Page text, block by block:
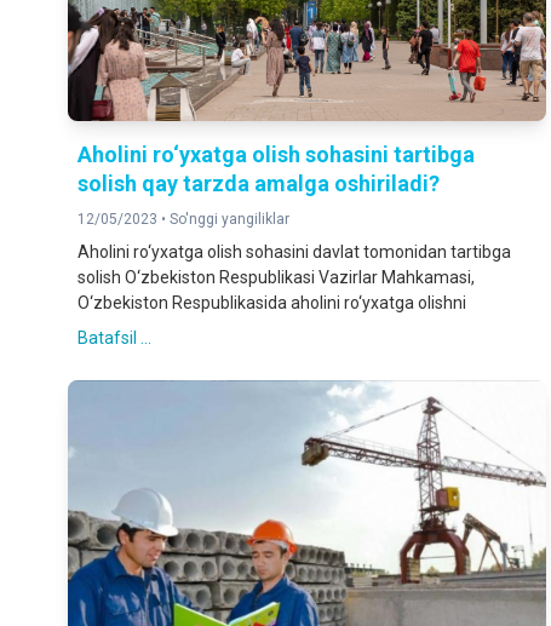
Aholini ro‘yxatga olish sohasini tartibga
solish qay tarzda amalga oshiriladi?
12/05/2023 • So'nggi yangiliklar
Aholini ro‘yxatga olish sohasini davlat tomonidan tartibga
solish O‘zbekiston Respublikasi Vazirlar Mahkamasi,
O‘zbekiston Respublikasida aholini ro‘yxatga olishni
Batafsil ...